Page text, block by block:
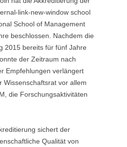
link-new-window school
School of Management
beschlossen. Nachdem die
2015 bereits für fünf Jahre
der Zeitraum nach
Empfehlungen verlängert
Wissenschaftsrat vor allem
die Forschungsaktivitäten
sichert der
Qualität von